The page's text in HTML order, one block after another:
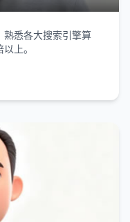
熟悉各大搜索引擎算
上。